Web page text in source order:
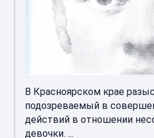
В Красноярском крае
подозреваемый в
действий в отношении
девочки. ...